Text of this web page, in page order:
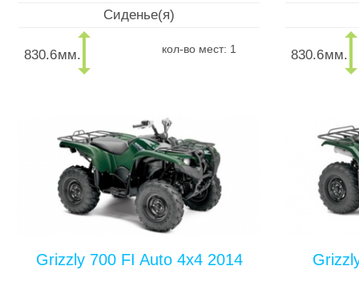
Сиденье(я)
830.6мм. кол-во мест: 1 830.6мм.
Grizzly 700 FI Auto 4x4 2014